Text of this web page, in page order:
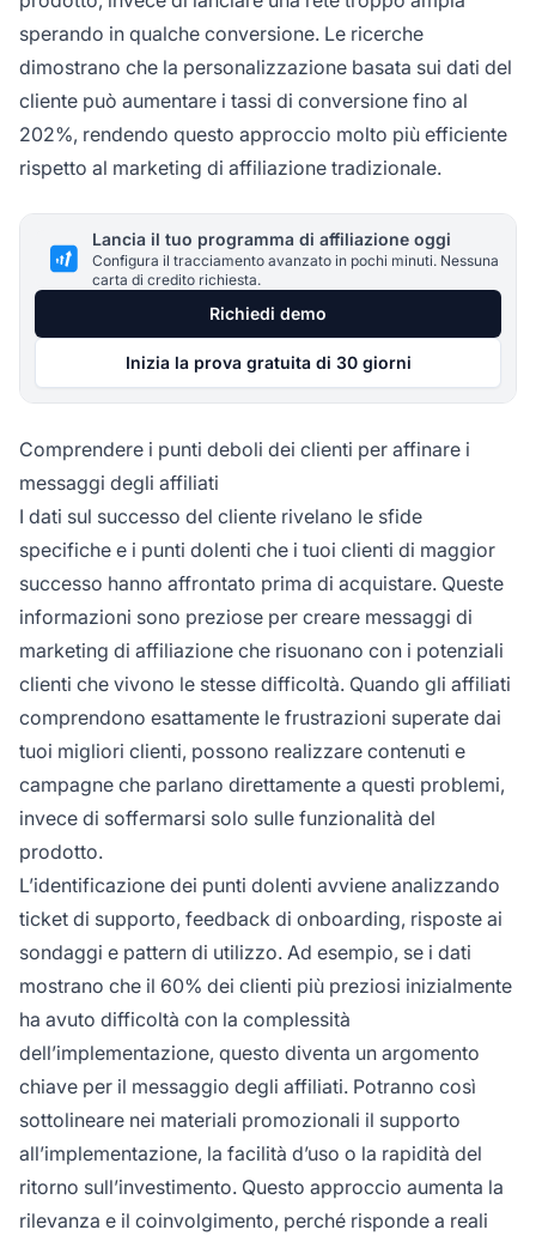
sperando in qualche conversione. Le ricerche
dimostrano che la personalizzazione basata sui dati del
cliente può aumentare i tassi di conversione fino al
202%, rendendo questo approccio molto più efficiente
rispetto al marketing di affiliazione tradizionale.
Lancia il tuo programma di affiliazione oggi
Configura il tracciamento avanzato in pochi minuti. Nessuna
carta di credito richiesta.
Richiedi demo
Inizia la prova gratuita di 30 giorni
Comprendere i punti deboli dei clienti per affinare i
messaggi degli affiliati
I dati sul successo del cliente rivelano le sfide
specifiche e i punti dolenti che i tuoi clienti di maggior
successo hanno affrontato prima di acquistare. Queste
informazioni sono preziose per creare messaggi di
marketing di affiliazione che risuonano con i potenziali
clienti che vivono le stesse difficoltà. Quando gli affiliati
comprendono esattamente le frustrazioni superate dai
tuoi migliori clienti, possono realizzare contenuti e
campagne che parlano direttamente a questi problemi,
invece di soffermarsi solo sulle funzionalità del
prodotto.
L’identificazione dei punti dolenti avviene analizzando
ticket di supporto, feedback di onboarding, risposte ai
sondaggi e pattern di utilizzo. Ad esempio, se i dati
mostrano che il 60% dei clienti più preziosi inizialmente
ha avuto difficoltà con la complessità
dell’implementazione, questo diventa un argomento
chiave per il messaggio degli affiliati. Potranno così
sottolineare nei materiali promozionali il supporto
all’implementazione, la facilità d’uso o la rapidità del
ritorno sull’investimento. Questo approccio aumenta la
rilevanza e il coinvolgimento, perché risponde a reali